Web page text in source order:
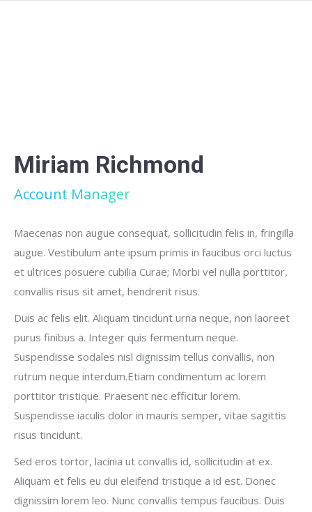
Miriam Richmond
Account Manager
Maecenas non augue consequat, sollicitudin felis in, fringilla
augue. Vestibulum ante ipsum primis in faucibus orci luctus
et ultrices posuere cubilia Curae; Morbi vel nulla porttitor,
convallis risus sit amet, hendrerit risus.
Duis ac felis elit. Aliquam tincidunt urna neque, non laoreet
purus finibus a. Integer quis fermentum neque.
Suspendisse sodales nisl dignissim tellus convallis, non
rutrum neque interdum.Etiam condimentum ac lorem
porttitor tristique. Praesent nec efficitur lorem.
Suspendisse iaculis dolor in mauris semper, vitae sagittis
risus tincidunt.
Sed eros tortor, lacinia ut convallis id, sollicitudin at ex.
Aliquam et felis eu dui eleifend tristique a id est. Donec
dignissim lorem leo. Nunc convallis tempus faucibus. Duis